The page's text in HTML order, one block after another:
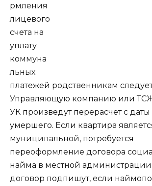
рмления
лицевого
счета на
уплату
коммуна
льных
платежей родственникам
Управляющую компанию или
УК произведут перерасчет с
умершего. Если квартира
муниципальной, потребуется
переоформление договора
найма в местной
договор подпишут, если